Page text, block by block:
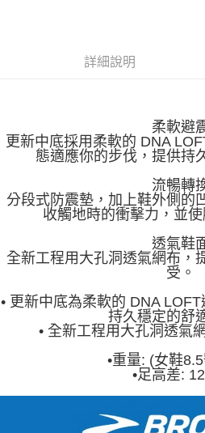
詳細說明
柔軟避
更新中底採用柔軟的 DNA
態適應你的步伐，提供持
流暢轉
分段式防震墊，加上鞋外側的
收觸地時的衝擊力，並
透氣鞋
全新工程用大孔洞透氣網布，
受。
• 更新中底為柔軟的 DNA
持久穩定的舒
• 全新工程用大孔洞透氣
•重量: (女鞋
•足高差: